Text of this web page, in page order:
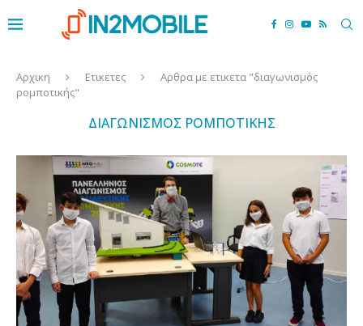
Αρχικη Ετικετες
Αρθρα με ετικετα "διαγωνισμός
ρομποτικής"
ΔΙΑΓΩΝΙΣΜΌΣ ΡΟΜΠΟΤΙΚΉΣ